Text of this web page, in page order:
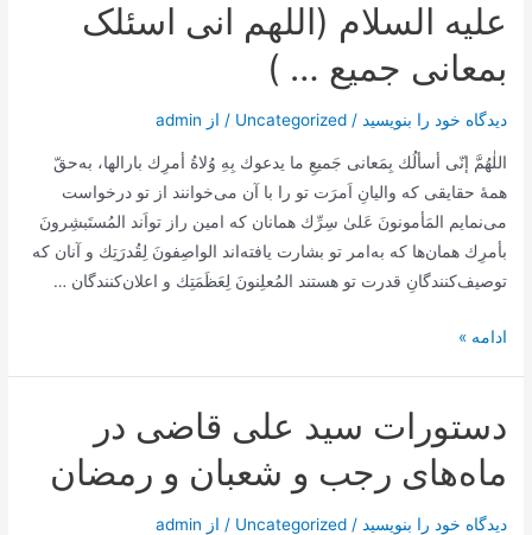
زمان
(اللهم
انی
بمولودین
فی
علیه السلام (اللهم انی اسئلک
بمعانی جمیع … )
دیدگاه‌ خود را بنویسید /
Uncategorized / از admin
اللٰهُمَّ إنّى أسألُك بِمَعانى جَميعِ ما يدعوك بِهِ وُلاةُ أمرِك بارالها، به‌حقّ
همۀ حقایقی که والیانِ اَمرَت تو را با آن می‌خوانند از تو درخواست
می‌‌نمایم المَأمونونَ عَلىٰ سِرِّك همانان که امین راز تواَند المُستَبشِرونَ
بأمرِك همان‌ها که به‌امر تو بشارت‌ یافته‌اند الواصِفونَ لِقُدرَتِك و آنان که
توصیف‌کنندگانِ قدرت تو هستند المُعلِنونَ لِعَظَمَتِك و اعلان‌کنندگان …
ادعیۀ
:
دعای
امام
زمان
ادامه »
دستورات سید علی قاضی در
ماه‌های رجب و شعبان و رمضان
دیدگاه‌ خود را بنویسید /
Uncategorized / از admin